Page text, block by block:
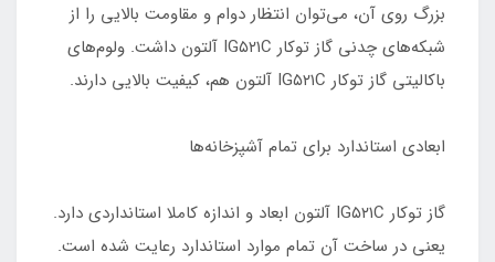
بزرگ روی آن، می‌توان انتظار دوام و مقاومت بالایی را از
شبکه‌های چدنی گاز توکار IG۵۲۱C آلتون داشت. ولوم‌های
باکالیتی گاز توکار IG۵۲۱C آلتون هم، کیفیت بالایی دارند.
ابعادی استاندارد برای تمام آشپزخانه‌ها
گاز توکار IG۵۲۱C آلتون ابعاد و اندازه کاملا استانداردی دارد.
یعنی در ساخت آن تمام موارد استاندارد رعایت شده است.